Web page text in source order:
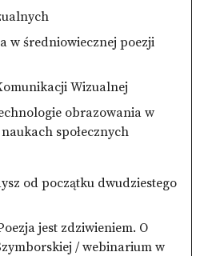
w średniowiecznej poezji
Wizualnej
obrazowania w
społecznych
od początku dwudziestego
jest zdziwieniem. O
/ webinarium w